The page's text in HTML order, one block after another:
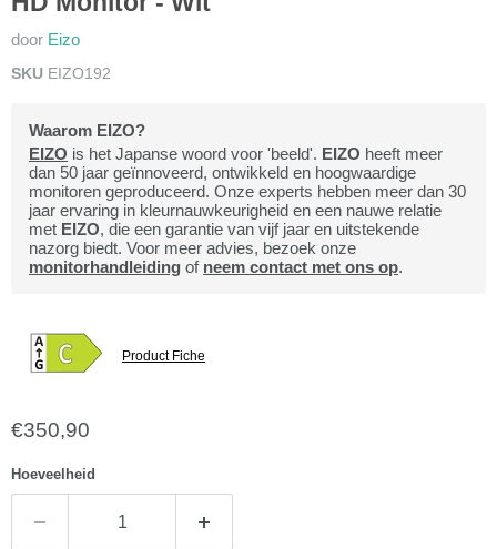
door Eizo
SKU EIZO192
Waarom EIZO?
EIZO is het Japanse woord voor 'beeld'. EIZO heeft meer
dan 50 jaar geïnnoveerd, ontwikkeld en hoogwaardige
monitoren geproduceerd. Onze experts hebben meer dan 30
jaar ervaring in kleurnauwkeurigheid en een nauwe relatie
met EIZO, die een garantie van vijf jaar en uitstekende
nazorg biedt. Voor meer advies, bezoek onze
monitorhandleiding of neem contact met ons op.
Product Fiche
Huidige prijs
€350,90
Hoeveelheid